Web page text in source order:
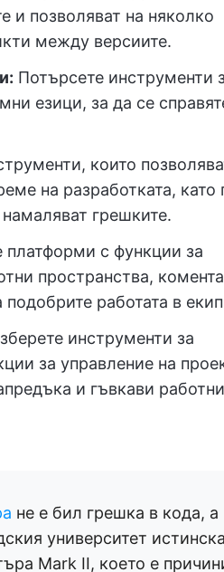
и позволяват на няколко
между версиите.
Потърсете инструменти
езици, за да се
които
на разработката, като
грешките.
платформи с функции за
пространства,
работата в
инструменти за
за управление на
и гъвкави работни
не е бил грешка в кода, а
университет истинска
Mark II, което е